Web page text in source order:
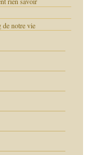
de notre vie